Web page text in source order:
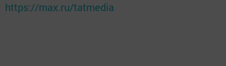
https://max.ru/tatmedia